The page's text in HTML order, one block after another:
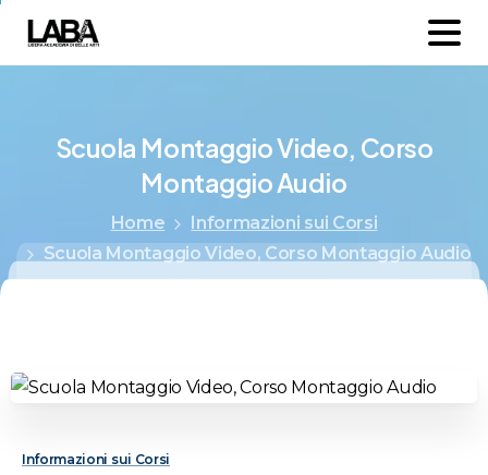
Scuola MontaggioVideo, Corso
MontaggioAudio
Home
Informazioni sui Corsi
Scuola Montaggio Video, Corso Montaggio Audio
Informazioni sui Corsi